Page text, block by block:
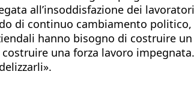
all’insoddisfazione dei
di continuo cambiamento politico,
hanno bisogno di costruire
una forza lavoro